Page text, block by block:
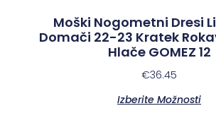
Moški Nogometni Dresi
Domači 22-23 Kratek
Hlače GOMEZ 12
€36.45
Izberite Možnosti